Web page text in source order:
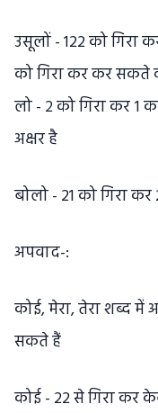
उसूलों - 122 को
को गिरा कर कर सकते
लो - २ को गिरा कर
अक्षर है
बोलो - 21 को गिरा
अपवाद-:
कोई, मेरा, तेरा शब्द में
सकते हैं
कोई - 22 से गिरा कर